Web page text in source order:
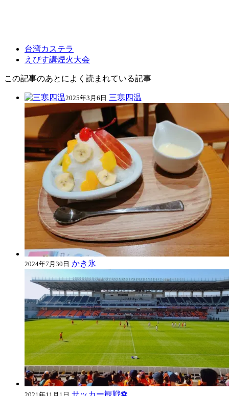
台湾カステラ
えびす講煙火大会
この記事のあとによく読まれている記事
2025年3月6日 三寒四温
2024年7月30日 かき氷
サッカー観戦⚽